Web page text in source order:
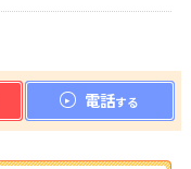
電話する